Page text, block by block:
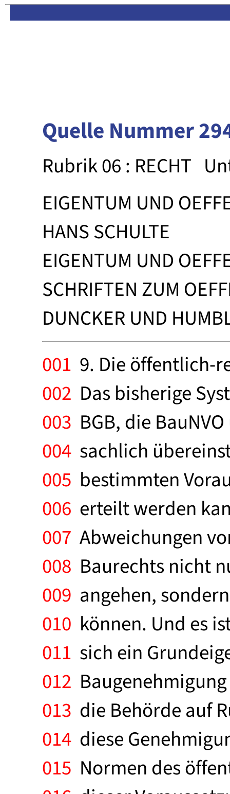
Quelle Nummer
Rubrik 06 : RECHT
EIGENTUM UND
HANS SCHULTE
EIGENTUM UND
SCHRIFTEN ZUM
DUNCKER UND
001 9. Die öffentlich-
002 Das bisherige
003 BGB, die
004 sachlich
005 bestimmten
006 erteilt werden
007 Abweichungen
008 Baurechts nicht
009 angehen,
010 können. Und es
011 sich ein
012
013 die Behörde auf
014 diese
015 Normen des